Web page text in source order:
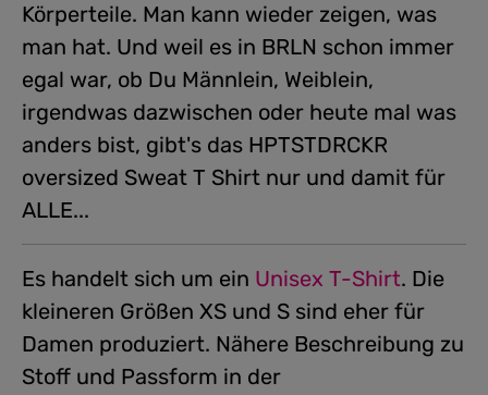
Körperteile. Man kann wieder zeigen, was
man hat. Und weil es in BRLN schon immer
egal war, ob Du Männlein, Weiblein,
irgendwas dazwischen oder heute mal was
anders bist, gibt's das HPTSTDRCKR
oversized Sweat T Shirt nur und damit für
ALLE...
Es handelt sich um ein Unisex T-Shirt. Die
kleineren Größen XS und S sind eher für
Damen produziert. Nähere Beschreibung zu
Stoff und Passform in der